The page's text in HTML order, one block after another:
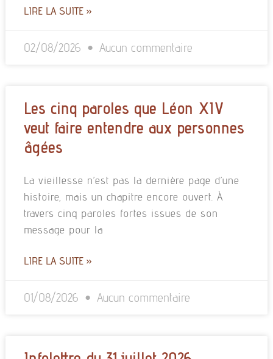
LIRE LA SUITE »
02/08/2026 Aucun commentaire
Les cinq paroles que Léon XIV
veut faire entendre aux personnes
âgées
La vieillesse n’est pas la dernière page d’une
histoire, mais un chapitre encore ouvert. À
travers cinq paroles fortes issues de son
message pour la
LIRE LA SUITE »
01/08/2026 Aucun commentaire